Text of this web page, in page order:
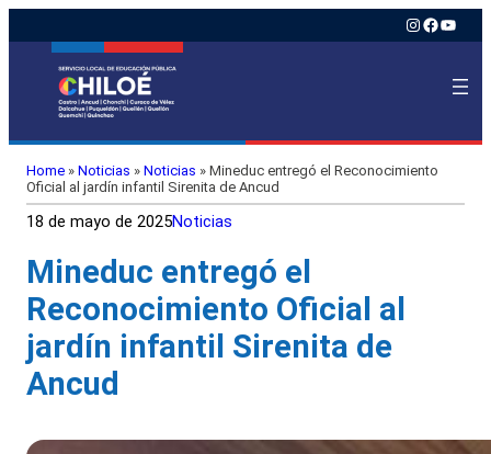
Instagram
Home » Noticias » Noticias » Mineduc entregó el Reconocimiento
Oficial al jardín infantil Sirenita de Ancud
18 de mayo de 2025Noticias
Mineduc entregó el
Reconocimiento Oficial al
jardín infantil Sirenita de
Ancud